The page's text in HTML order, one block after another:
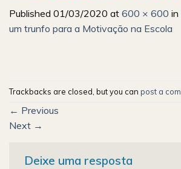
Published 01/03/2020 at 600 × 600 in
um trunfo para a Motivação na Escola
Trackbacks are closed, but you can post a
← Previous
Next →
Deixe uma resposta